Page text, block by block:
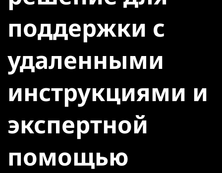
поддержки с
удаленными
инструкциями и
экспертной
помощью